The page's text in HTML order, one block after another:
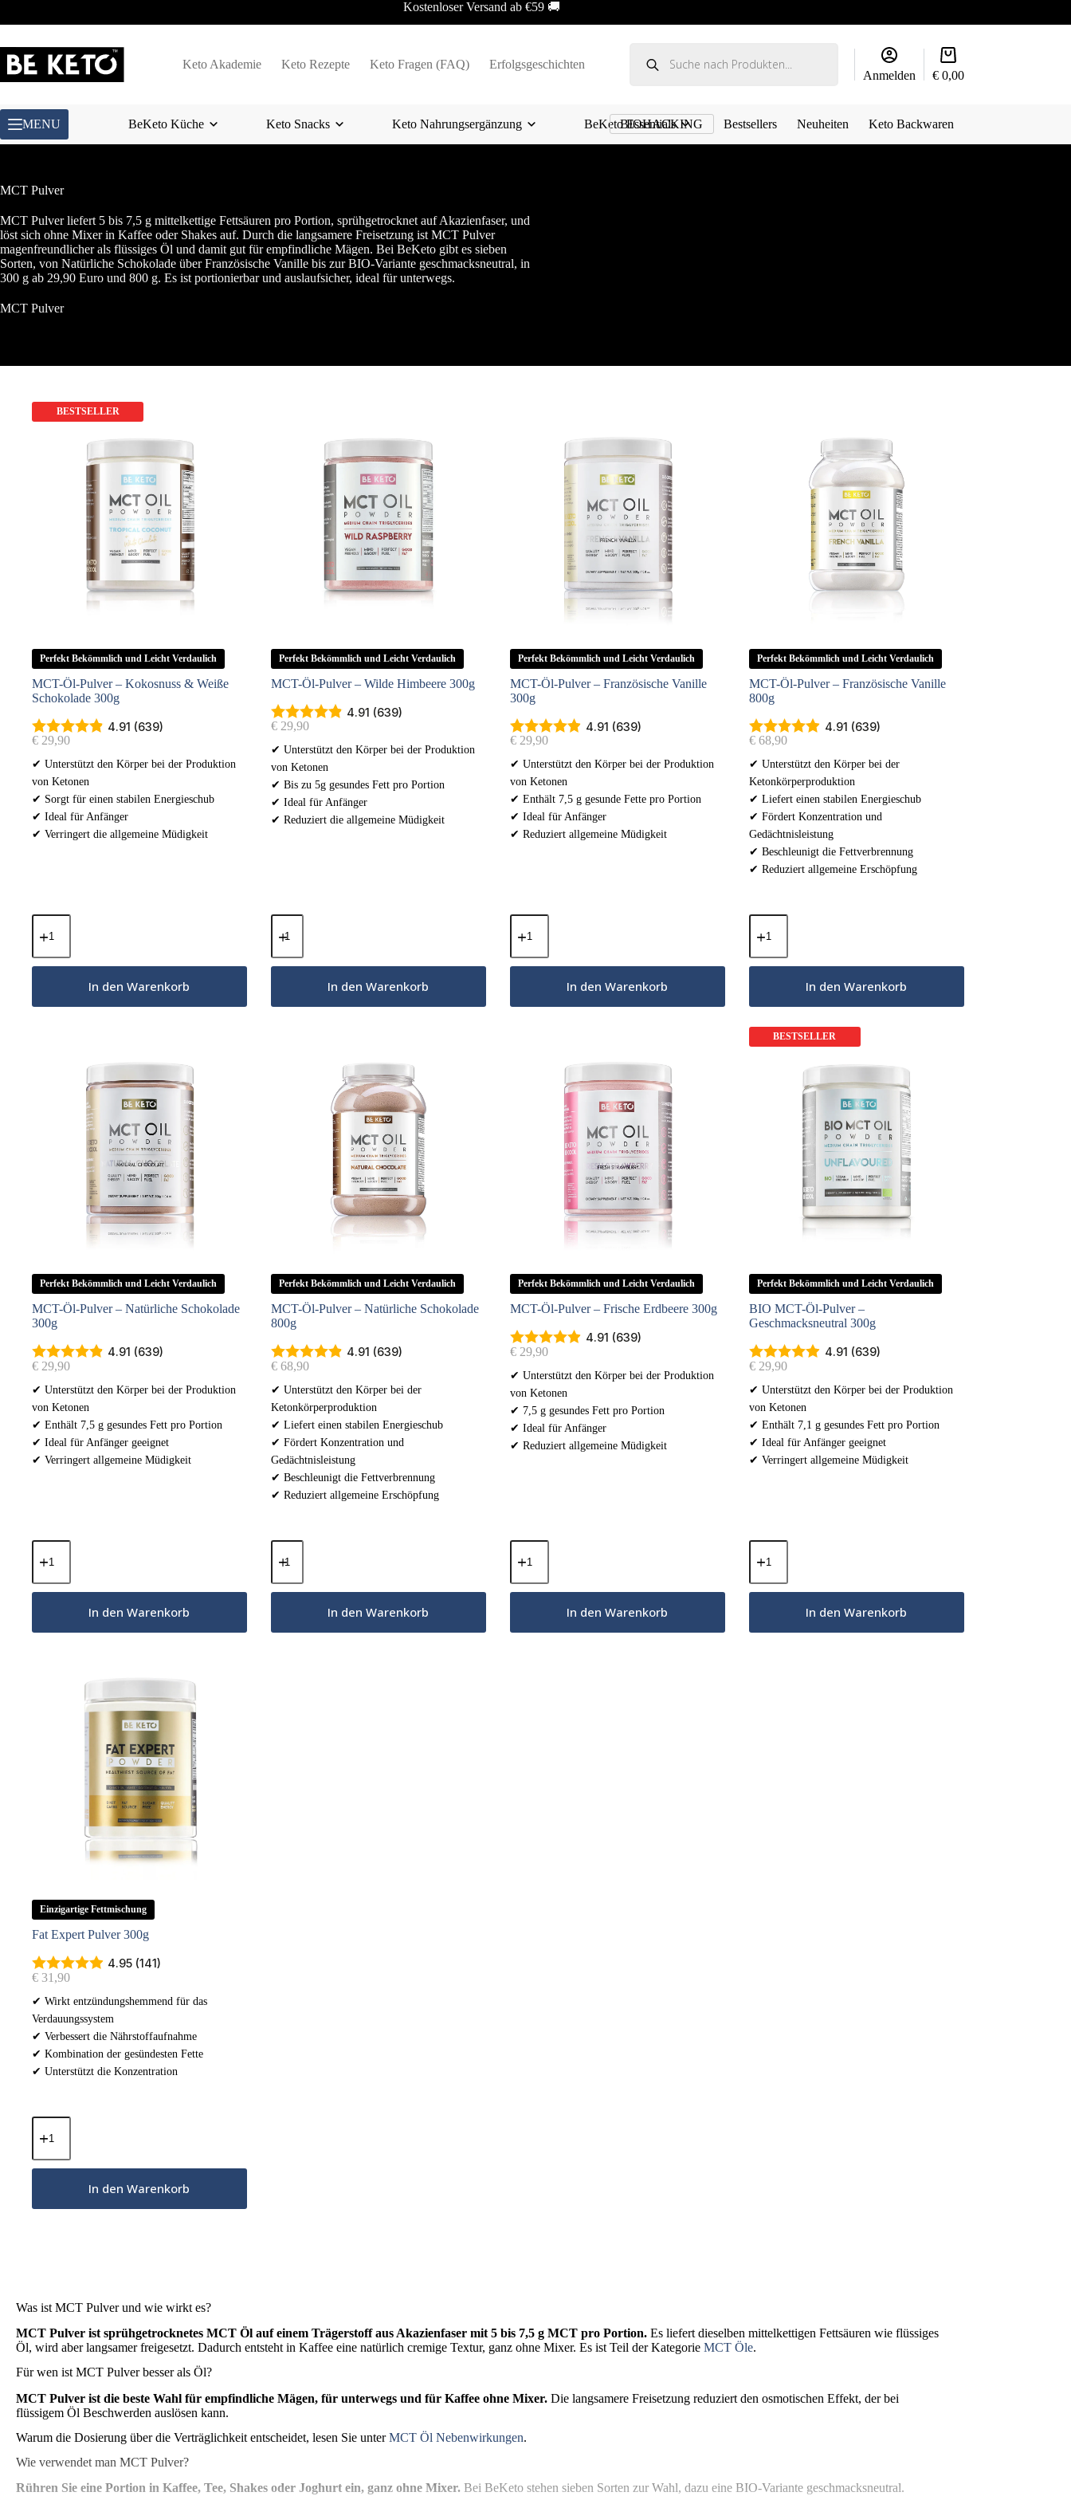
Kostenloser Versand ab €59 🚚
Keto Akademie Keto Rezepte Keto Fragen (FAQ) Erfolgsgeschichten
search
Anmelden
Warenkorb
€0,00
MENU BeKeto Küche Keto Snacks Keto Nahrungsergänzung BeKeto Essentials
BIOHACKING Bestsellers Neuheiten Keto Backwaren
MCT Pulver
MCT Pulver liefert 5 bis 7,5 g mittelkettige Fettsäuren pro Portion, sprühgetrocknet auf Akazienfaser, und
löst sich ohne Mixer in Kaffee oder Shakes auf. Durch die langsamere Freisetzung ist MCT Pulver
magenfreundlicher als flüssiges Öl und damit gut für empfindliche Mägen. Bei BeKeto gibt es sieben
Sorten, von Natürliche Schokolade über Französische Vanille bis zur BIO-Variante geschmacksneutral, in
300 g ab 29,90 Euro und 800 g. Es ist portionierbar und auslaufsicher, ideal für unterwegs.
MCT Pulver
Perfekt Bekömmlich und Leicht Verdaulich
BESTSELLER
MCT-Öl-Pulver – Kokosnuss & Weiße
Schokolade 300g
4.91 (639)
€ 29,90
✔ Unterstützt den Körper bei der Produktion
von Ketonen
✔ Sorgt für einen stabilen Energieschub
✔ Ideal für Anfänger
✔ Verringert die allgemeine Müdigkeit
MCT-
Öl-
–
In den Warenkorb
Perfekt Bekömmlich und Leicht Verdaulich
MCT-Öl-Pulver – Wilde Himbeere 300g
4.91 (639)
€29,90
✔ Unterstützt den Körper bei der Produktion
von Ketonen
✔ Bis zu 5g gesundes Fett pro Portion
✔ Ideal für Anfänger
✔ Reduziert die allgemeine Müdigkeit
MCT-
Öl-
–
In den Warenkorb
Perfekt Bekömmlich und Leicht Verdaulich
MCT-Öl-Pulver – Französische Vanille
300g
4.91 (639)
€29,90
✔ Unterstützt den Körper bei der Produktion
von Ketonen
✔ Enthält 7,5 g gesunde Fette pro Portion
✔ Ideal für Anfänger
✔ Reduziert allgemeine Müdigkeit
MCT-
Öl-
-
In den Warenkorb
Perfekt Bekömmlich und Leicht Verdaulich
MCT-Öl-Pulver – Französische Vanille
800g
4.91 (639)
€68,90
✔ Unterstützt den Körper bei der
Ketonkörperproduktion
✔ Liefert einen stabilen Energieschub
✔ Fördert Konzentration und
Gedächtnisleistung
✔ Beschleunigt die Fettverbrennung
✔ Reduziert allgemeine Erschöpfung
MCT-
Öl-
–
In den Warenkorb
Perfekt Bekömmlich und Leicht Verdaulich
MCT-Öl-Pulver – Natürliche Schokolade
300g
4.91 (639)
€ 29,90
✔ Unterstützt den Körper bei der Produktion
von Ketonen
✔ Enthält 7,5 g gesundes Fett pro Portion
✔ Ideal für Anfänger geeignet
✔ Verringert allgemeine Müdigkeit
MCT-
Öl-
-
In den Warenkorb
Perfekt Bekömmlich und Leicht Verdaulich
MCT-Öl-Pulver – Natürliche Schokolade
800g
4.91 (639)
€68,90
✔ Unterstützt den Körper bei der
Ketonkörperproduktion
✔ Liefert einen stabilen Energieschub
✔ Fördert Konzentration und
Gedächtnisleistung
✔ Beschleunigt die Fettverbrennung
✔ Reduziert allgemeine Erschöpfung
MCT-
Öl-
–
In den Warenkorb
Perfekt Bekömmlich und Leicht Verdaulich
MCT-Öl-Pulver – Frische Erdbeere 300g
4.91 (639)
€29,90
✔ Unterstützt den Körper bei der Produktion
von Ketonen
✔ 7,5 g gesundes Fett pro Portion
✔ Ideal für Anfänger
✔ Reduziert allgemeine Müdigkeit
MCT-
Öl-
-
In den Warenkorb
Perfekt Bekömmlich und Leicht Verdaulich
BESTSELLER
BIO MCT-Öl-Pulver –
Geschmacksneutral 300g
4.91 (639)
€29,90
✔ Unterstützt den Körper bei der Produktion
von Ketonen
✔ Enthält 7,1 g gesundes Fett pro Portion
✔ Ideal für Anfänger geeignet
✔ Verringert allgemeine Müdigkeit
BIO
MCT-
Pulver
GeschmacksneutralIn den Warenkorb
Einzigartige Fettmischung
Fat Expert Pulver 300g
4.95 (141)
€ 31,90
✔ Wirkt entzündungshemmend für das
Verdauungssystem
✔ Verbessert die Nährstoffaufnahme
✔ Kombination der gesündesten Fette
✔ Unterstützt die Konzentration
Fat
Expert
300g
In den Warenkorb
Was ist MCT Pulver und wie wirkt es?
MCT Pulver ist sprühgetrocknetes MCT Öl auf einem Trägerstoff aus Akazienfaser mit 5 bis 7,5 g MCT pro Portion. Es liefert dieselben mittelkettigen Fettsäuren wie flüssiges
Öl, wird aber langsamer freigesetzt. Dadurch entsteht in Kaffee eine natürlich cremige Textur, ganz ohne Mixer. Es ist Teil der Kategorie MCT Öle.
Für wen ist MCT Pulver besser als Öl?
MCT Pulver ist die beste Wahl für empfindliche Mägen, für unterwegs und für Kaffee ohne Mixer. Die langsamere Freisetzung reduziert den osmotischen Effekt, der bei
flüssigem Öl Beschwerden auslösen kann.
Warum die Dosierung über die Verträglichkeit entscheidet, lesen Sie unterMCT Öl Nebenwirkungen.
Wie verwendet man MCT Pulver?
Rühren Sie eine Portion in Kaffee, Tee, Shakes oder Joghurt ein, ganz ohne Mixer. Bei BeKeto stehen sieben Sorten zur Wahl, dazu eine BIO-Variante geschmacksneutral.